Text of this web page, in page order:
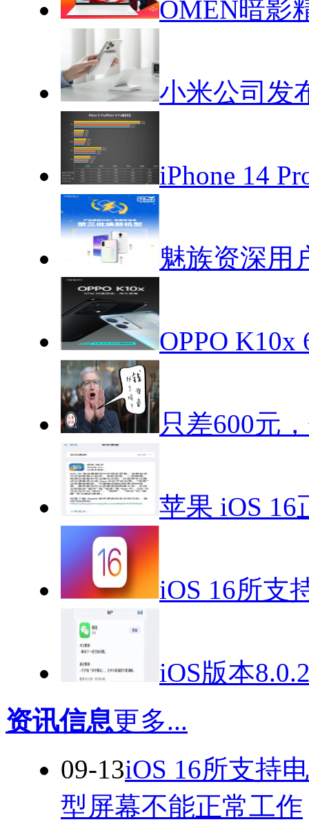
OMEN暗影
小米公司发
iPhone 14
魅族资深用
OPPO
只差600元
苹果 iOS 16
iOS 16所支
iOS版本
资讯信息更多...
09-13iOS 16所支持
型屏幕不能正常工作